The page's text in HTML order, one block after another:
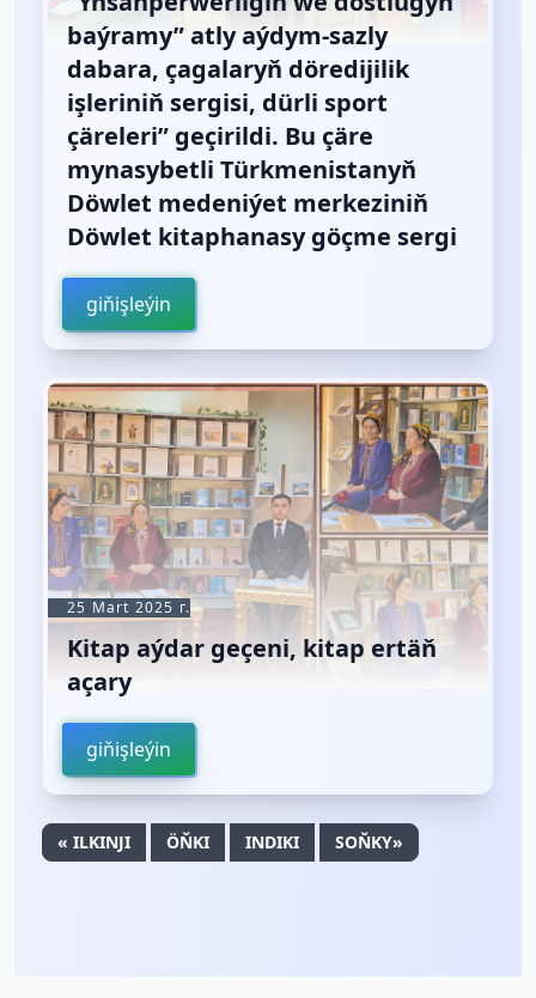
baýramy” atly aýdym-sazly
dabara, çagalaryň döredijilik
işleriniň sergisi, dürli sport
çäreleri” geçirildi. Bu çäre
mynasybetli Türkmenistanyň
Döwlet medeniýet merkeziniň
Döwlet kitaphanasy göçme sergi
giňişleýin
25 Mart 2025 г.
Kitap aýdar geçeni, kitap ertäň
açary
giňişleýin
« ILKINJI ÖŇKI INDIKI SOŇKY»